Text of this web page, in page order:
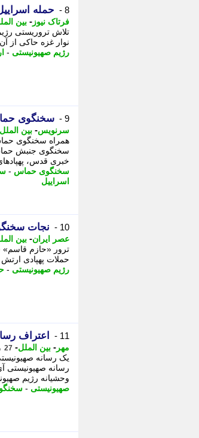
8 - حمله
فرتاک نیوز - بین
تلاش تروریستی
نوار غزه حاکی از
رژیم صهیونیستی -
9 - سخنگوی
سرنویس- بین الملل
همراه سخنگوی
سخنگوی جنبش
خبری قدس،
سخنگوی حماس -
اسراییل
10 - نجات
عصر ایران- بین
حملات پهپادی ارتش
رژیم صهیونیستی -
11 - اعتراف
مهر - بین الملل- 27 روز پیش - پنجشنبه 18 تیر 1405، 19:20
یک رسانه
وحشیانه رژیم
صهیونیستی -